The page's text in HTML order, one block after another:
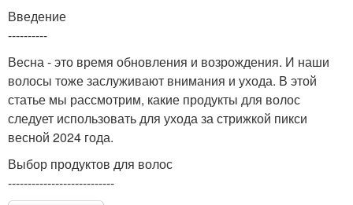
Введение
----------
Весна - это время обновления и возрождения. И наши
волосы тоже заслуживают внимания и ухода. В этой
статье мы рассмотрим, какие продукты для волос
следует использовать для ухода за стрижкой пикси
весной 2024 года.
Выбор продуктов для волос
---------------------------